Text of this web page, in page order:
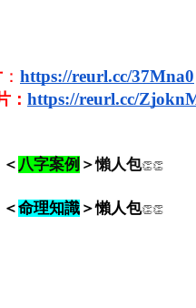
： https://reurl.cc/37Mna0
： https://reurl.cc/
八字案例 ＞懶人包👏👏
命理知識 ＞懶人包👏👏